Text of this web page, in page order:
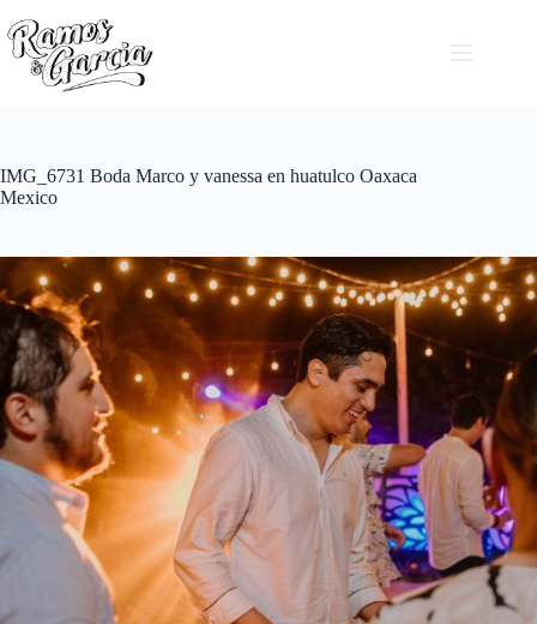
IMG_6731 Boda Marco y vanessa en huatulco Oaxaca
Mexico